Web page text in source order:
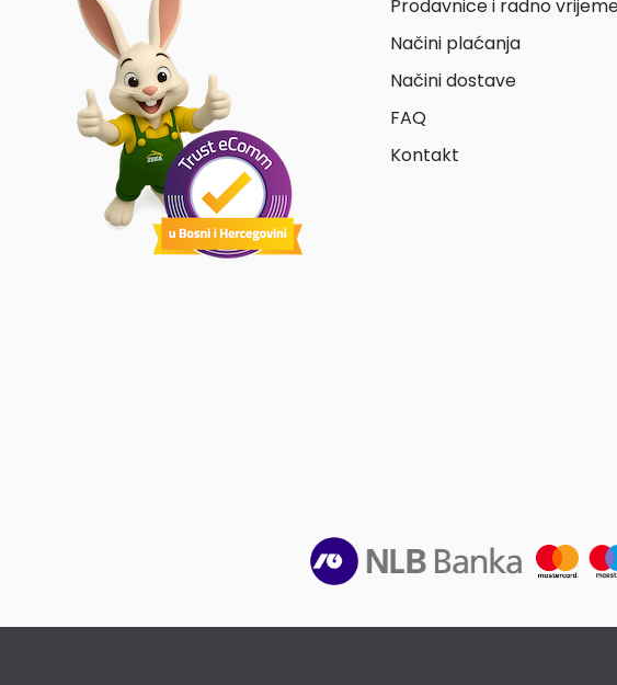
Prodavnice i radno
Načini plaćanja
Načini dostave
FAQ
Kontakt